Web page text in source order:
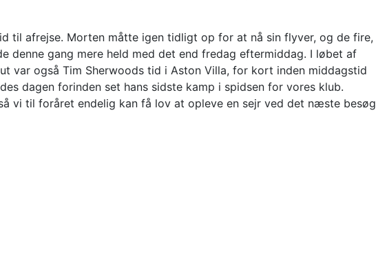
til afrejse. Morten måtte igen tidligt op for at nå sin flyver, og de fire,
denne gang mere held med det end fredag eftermiddag. I løbet af
var også Tim Sherwoods tid i Aston Villa, for kort inden middagstid
dagen forinden set hans sidste kamp i spidsen for vores klub.
vi til foråret endelig kan få lov at opleve en sejr ved det næste besøg